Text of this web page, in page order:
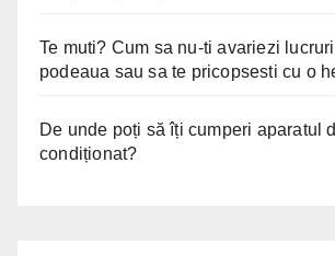
Te muti? Cum sa nu-ti avariezi
podeaua sau sa te pricopsesti cu o
De unde poți să îți cumperi aparatul
condiționat?